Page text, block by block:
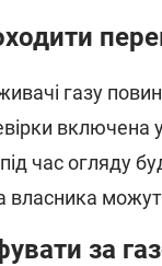
газу
час огляду
власника
за